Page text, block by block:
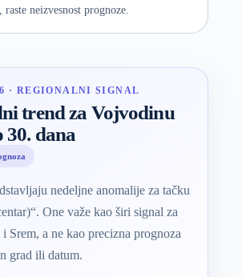
raste neizvesnost prognoze.
· REGIONALNI SIGNAL
trend za Vojvodinu
30. dana
nedeljne anomalije za tačku
One važe kao širi signal za
Srem, a ne kao precizna prognoza
grad ili datum.